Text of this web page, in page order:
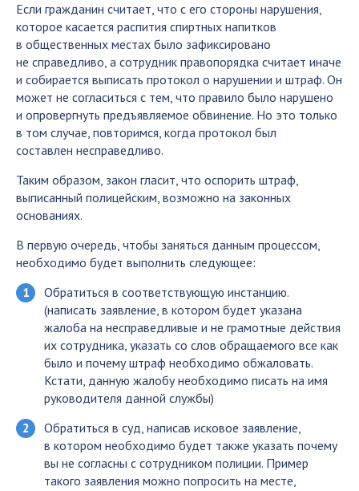
Если гражданин считает, что с его стороны нарушения,
которое касается распития спиртных напитков
в общественных местах было зафиксировано
не справедливо, а сотрудник правопорядка считает иначе
и собирается выписать протокол о нарушении и штраф. Он
может не согласиться с тем, что правило было нарушено
и опровергнуть предъявляемое обвинение. Но это только
в том случае, повторимся, когда протокол был
составлен несправедливо.
Таким образом, закон гласит, что оспорить штраф,
выписанный полицейским, возможно на законных
основаниях.
В первую очередь, чтобы заняться данным процессом,
необходимо будет выполнить следующее:
Обратиться в соответствующую инстанцию.
(написать заявление, в котором будет указана
жалоба на несправедливые и не грамотные действия
их сотрудника, указать со слов обращаемого все как
было и почему штраф необходимо обжаловать.
Кстати, данную жалобу необходимо писать на имя
руководителя данной службы)
Обратиться в суд, написав исковое заявление,
в котором необходимо будет также указать почему
вы не согласны с сотрудником полиции. Пример
такого заявления можно попросить на месте,